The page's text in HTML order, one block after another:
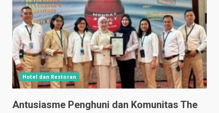
Hotel dan Restoran
Antusiasme Penghuni dan Komunitas The